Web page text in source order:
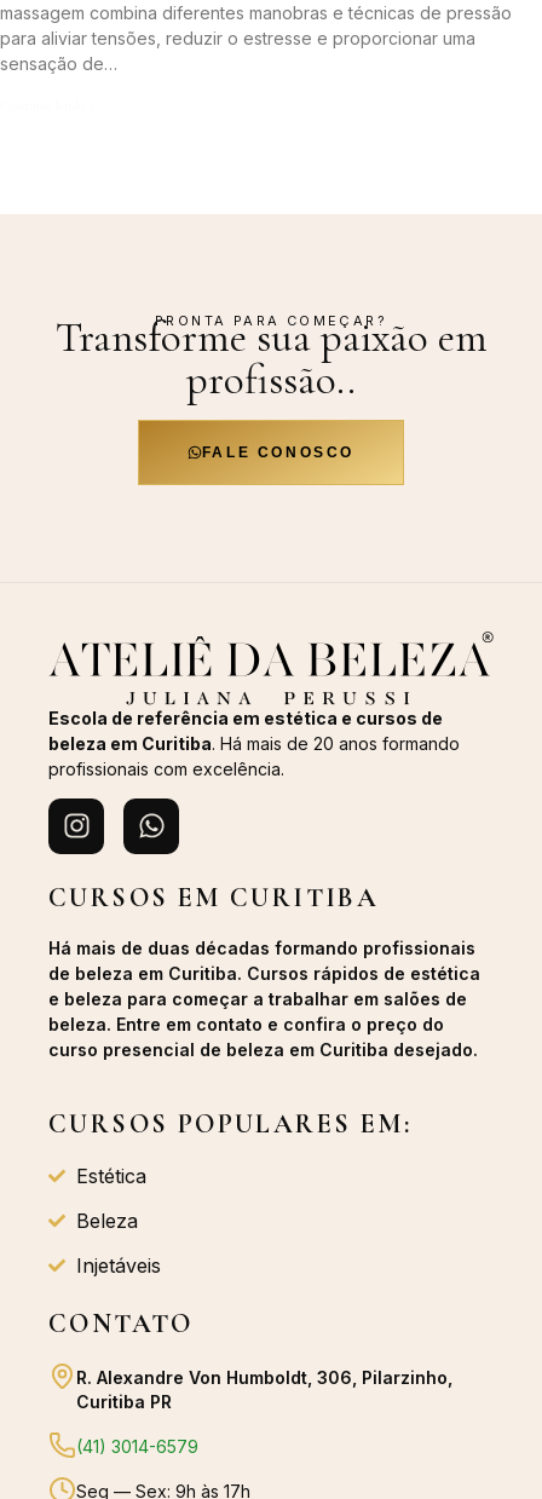
massagem combina diferentes manobras e técnicas de pressão
para aliviar tensões, reduzir o estresse e proporcionar uma
sensação de…
PRONTA PARA COMEÇAR?
Transforme sua paixão em
profissão..
FALE CONOSCO
Escola de referência em estética e cursos de
beleza em Curitiba. Há mais de 20 anos formando
profissionais com excelência.
CURSOS EM CURITIBA
Há mais de duas décadas formando profissionais
de beleza em Curitiba. Cursos rápidos de estética
e beleza para começar a trabalhar em salões de
beleza. Entre em contato e confira o preço do
curso presencial de beleza em Curitiba desejado.
CURSOS POPULARES EM:
Estética
Beleza
Injetáveis
CONTATO
R. Alexandre Von Humboldt, 306, Pilarzinho,
Curitiba PR
(41) 3014-6579
Seg — Sex: 9h às 17h